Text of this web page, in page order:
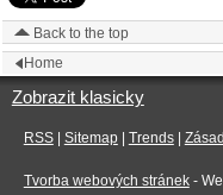
Back to the top
Home
Zobrazit klasicky
RSS| Sitemap| Trends|
Tvorba webových stránek-